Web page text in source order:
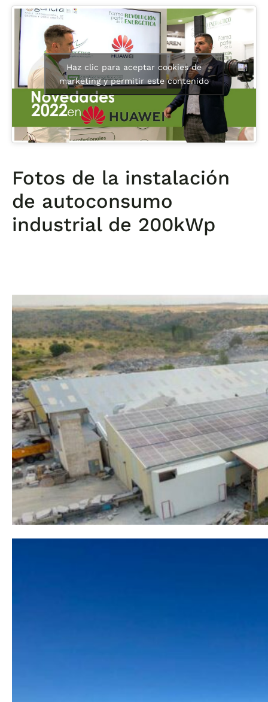
Haz clic para aceptar cookies de
marketing y permitir este contenido
Fotos de la instalación
de autoconsumo
industrial de 200kWp